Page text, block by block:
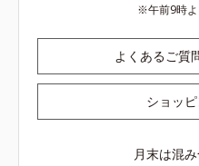
午前9時
よくあるご質
ショッ
月末は混